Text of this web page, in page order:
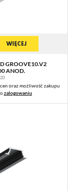
WIĘCEJ
GROOVE10.V2
ANOD.
oraz możliwość zakupu
zalogowaniu